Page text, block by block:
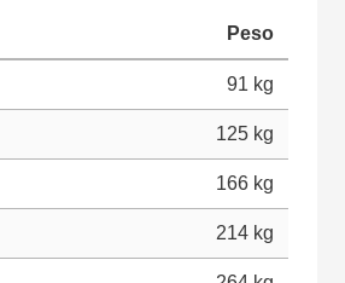
Peso
91 kg
125 kg
166 kg
214 kg